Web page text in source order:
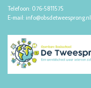
Telefoon: 076-5811575
E-mail: info@obsdetweesprong.nl